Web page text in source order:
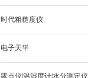
时代粗糙度仪
电子天平
露点仪|温湿度计|水分测定仪